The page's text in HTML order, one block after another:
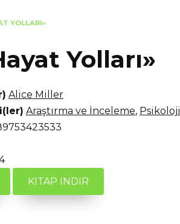
YOLLARI»
Yolları»
Alice Miller
Araştırma ve İnceleme, Psikoloji
KITAP INDIR